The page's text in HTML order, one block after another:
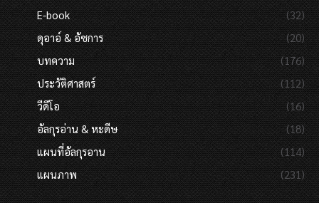
E-book
(32)
ดุอาอ์ & อัซการ
(20)
บทความ
(176)
ประวัติศาสตร์
(112)
วีดีโอ
(16)
อัลกุรอ่าน & หะดีษ
(18)
แผนที่อัลกุรอาน
(114)
แผนภาพ
(231)